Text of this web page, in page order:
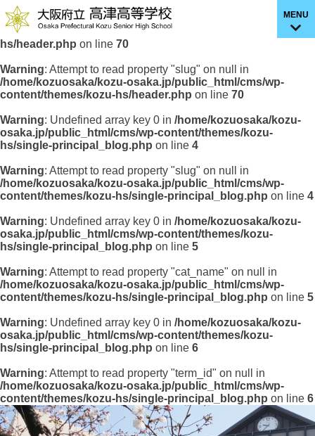
Warning: Undefined array key 0 in
/home/kozuosaka/kozu-
osaka.jp/public_html/cms/wp-content/themes/kozu-
hs/header.php on line 70
Warning: Attempt to read property "slug" on null in
/home/kozuosaka/kozu-osaka.jp/public_html/cms/wp-
content/themes/kozu-hs/header.php on line 70
MENU
Warning: Undefined array key 0 in /home/kozuosaka/kozu-
osaka.jp/public_html/cms/wp-content/themes/kozu-
hs/single-principal_blog.php on line 4
Warning: Attempt to read property "slug" on null in
/home/kozuosaka/kozu-osaka.jp/public_html/cms/wp-
content/themes/kozu-hs/single-principal_blog.php on line 4
Warning: Undefined array key 0 in /home/kozuosaka/kozu-
osaka.jp/public_html/cms/wp-content/themes/kozu-
hs/single-principal_blog.php on line 5
Warning: Attempt to read property "cat_name" on null in
/home/kozuosaka/kozu-osaka.jp/public_html/cms/wp-
content/themes/kozu-hs/single-principal_blog.php on line 5
Warning: Undefined array key 0 in /home/kozuosaka/kozu-
osaka.jp/public_html/cms/wp-content/themes/kozu-
hs/single-principal_blog.php on line 6
Warning: Attempt to read property "term_id" on null in
/home/kozuosaka/kozu-osaka.jp/public_html/cms/wp-
content/themes/kozu-hs/single-principal_blog.php on line 6